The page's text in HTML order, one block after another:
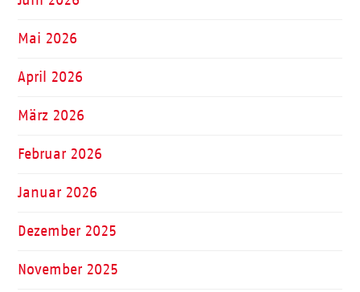
Mai 2026
April 2026
März 2026
Februar 2026
Januar 2026
Dezember 2025
November 2025